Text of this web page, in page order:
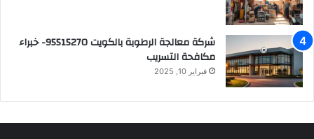
شركة معالجة الرطوبة بالكويت 95515270- خبراء
مكافحة التسريب
فبراير 10, 2025